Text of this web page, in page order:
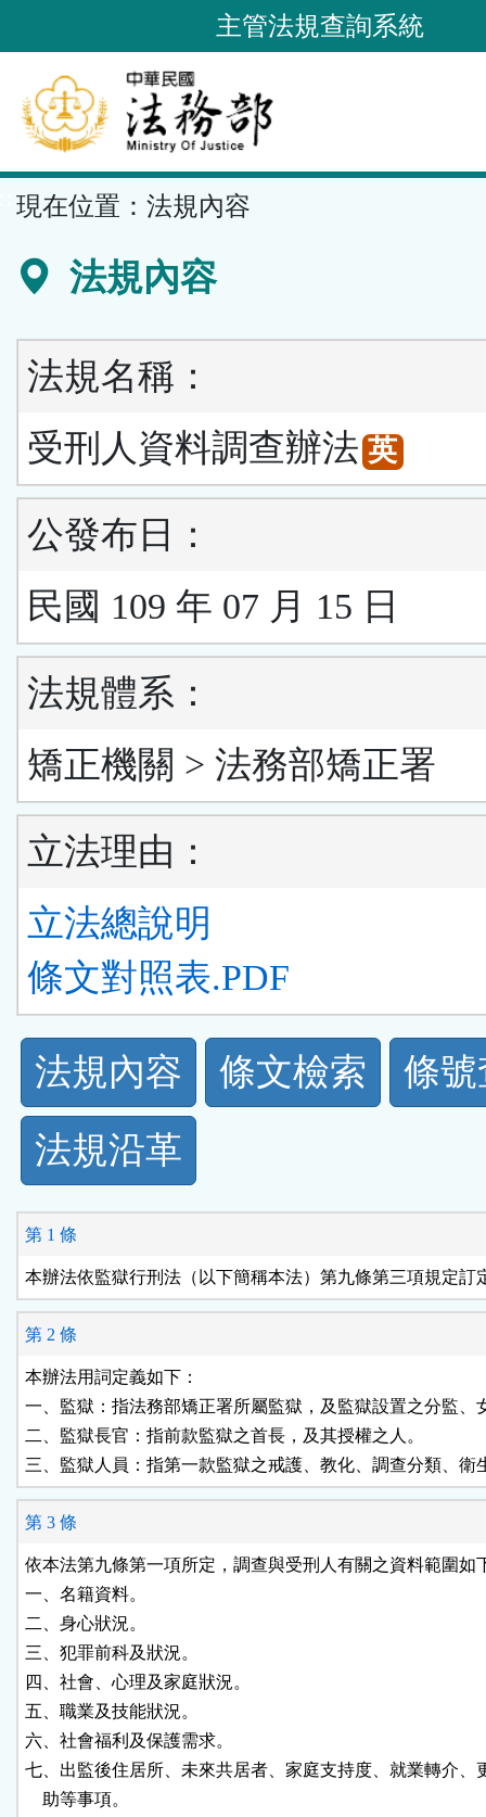
到
要
內
容
區
主管法規查詢系統
現在位置： 法規內容
法規內容
法規名稱：
受刑人資料調查辦法 英
公發布日：
民國 109 年 07 月 15 日
法規體系：
矯正機關 > 法務部矯正署
立法理由：
立法總說明
條文對照表.PDF
法
規
功
能
按
鈕
區
法規內容 條文檢索
條
法規沿革
第 1 條
本辦法依監獄行刑法（以下簡稱本法）第九條第三項規定訂
第 2 條
本辦法用詞定義如下：
一、監獄：指法務部矯正署所屬監獄，及監獄設置之分監、
二、監獄長官：指前款監獄之首長，及其授權之人。
三、監獄人員：指第一款監獄之戒護、教化、調查分類、衛
第 3 條
依本法第九條第一項所定，調查與受刑人有關之資料範圍如
一、名籍資料。
二、身心狀況。
三、犯罪前科及狀況。
四、社會、心理及家庭狀況。
五、職業及技能狀況。
六、社會福利及保護需求。
七、出監後住居所、未來共居者、家庭支持度、就業轉介、
    助等事項。